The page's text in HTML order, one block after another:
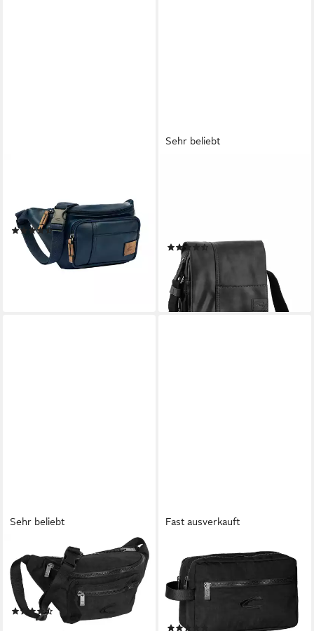
Gürteltasche, Crossbody-Bag
mit praktischen Details
(90)
36,00 €
lieferbar - in 3-5 Werktagen bei dir
Sehr beliebt
(123)
ab 54,00 €
lieferbar - in 3-5 Werktagen bei dir
Sehr beliebt
CAMEL ACTIVE
Bauchtasche Journey, Herren
Crossbody-Bag, funktional
perfekt für alle Lebenslagen
(178)
ab 27,00 €
Fast ausverkauft
Kulturbeutel Journey, aus
leichtem robusten Nylon,
funktional perfekt für alle
Lebenslagen